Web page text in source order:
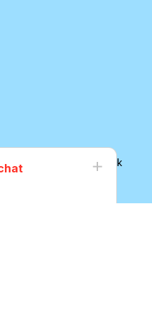
en is regelmatig op zoek